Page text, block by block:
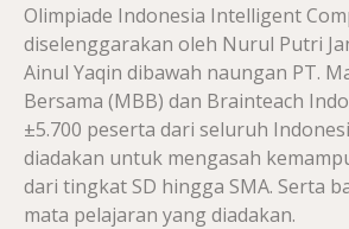
Olimpiade Indonesia Intelligent
diselenggarakan oleh Nurul Putri
Ainul Yaqin dibawah naungan PT.
Bersama (MBB) dan Brainteach
±5.700 peserta dari seluruh
diadakan untuk mengasah
dari tingkat SD hingga SMA. Serta
mata pelajaran yang diadakan.